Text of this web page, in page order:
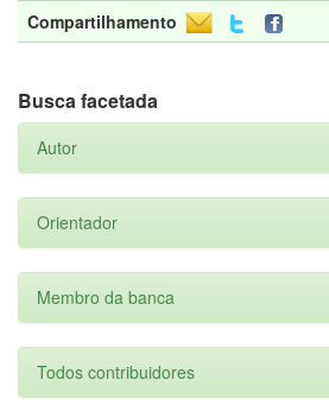
Compartilhamento
Busca facetada
Autor
Orientador
Membro da banca
Todos contribuidores